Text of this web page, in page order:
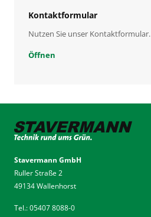
Kontaktformular
Nutzen Sie unser Kontaktformular.
Öffnen
Stavermann GmbH
Ruller Straße 2
49134 Wallenhorst
Tel.: 05407 8088-0